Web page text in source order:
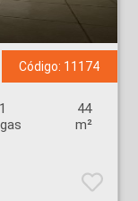
Código: 11174
1
44
m²